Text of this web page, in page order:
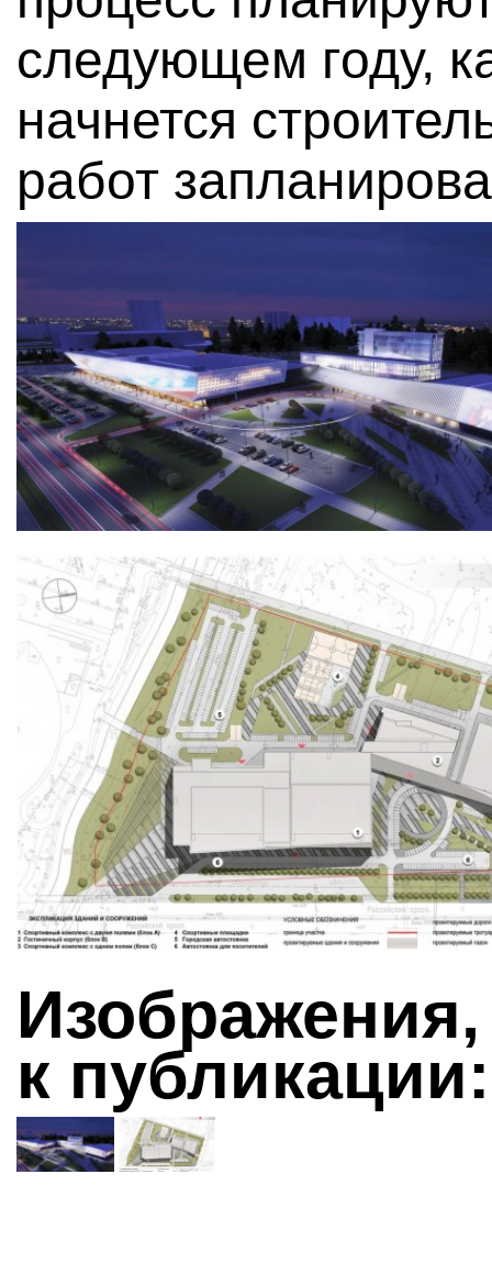
следующем году,
начнется
работ
к публикации: